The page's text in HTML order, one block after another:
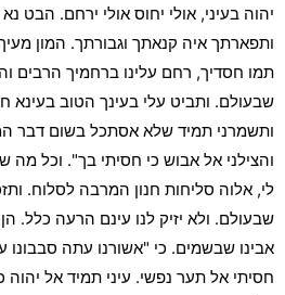
יהוה בעיני, אולי יחוס אולי ירחם.
ותפארתך איה קנאתך וגבורתך. המון
תמו חסדיך, רחם עלינו ברחמיך הרבים
שבעולם. ותביט עלי בעינך הטוב בעינא
ותשמרני תמיד שלא אסתכל בשום דבר
והצילני אל אבוש כי חסיתי בך". וכל מה
לי, אלוה סליחות חנון המרבה לסלוח.
שבעולם. ולא יזיק לנו עינם הרעה כלל.
אבינו שבשמים. כי "אשורנו עתה סבבונו
חסיתי אל תער נפשי. עיני תמיד אל יהוה